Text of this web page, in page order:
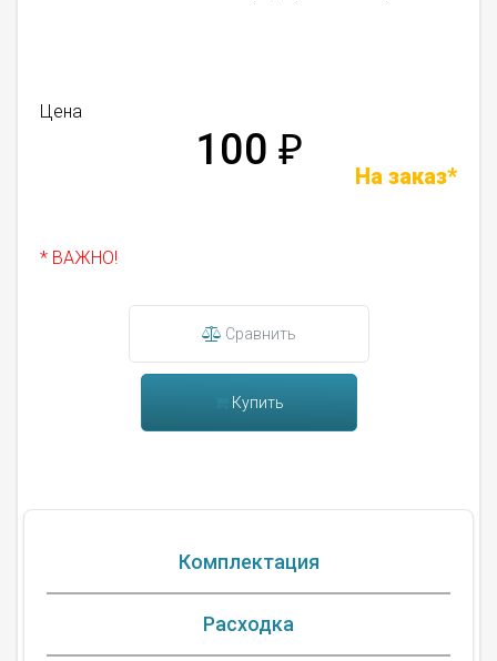
Цена
100 ₽
На заказ*
* ВАЖНО!
Сравнить
Купить
Комплектация
Расходка